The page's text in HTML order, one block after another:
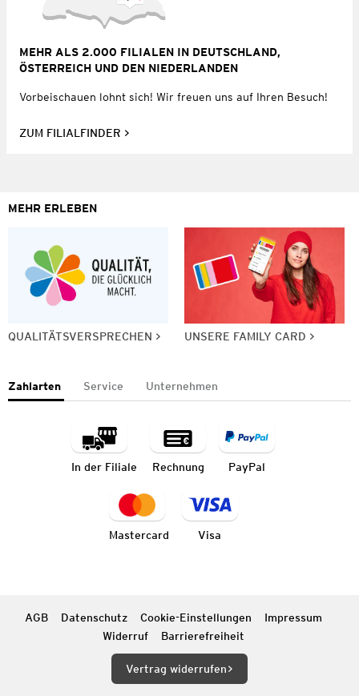
MEHR ALS 2.000 FILIALEN IN DEUTSCHLAND,
ÖSTERREICH UND DEN NIEDERLANDEN
Vorbeischauen lohnt sich! Wir freuen uns auf Ihren Besuch!
ZUM FILIALFINDER
MEHR ERLEBEN
QUALITÄTSVERSPRECHEN UNSERE FAMILY CARD
Zahlarten Service Unternehmen
In der Filiale Rechnung PayPal
Mastercard Visa
AGB Datenschutz Cookie-Einstellungen
Impressum
Widerruf
Barrierefreiheit
Vertrag widerrufen